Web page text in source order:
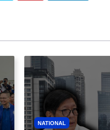
NATIONAL